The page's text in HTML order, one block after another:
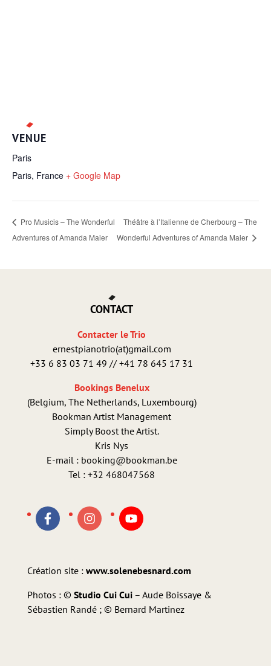
VENUE
Paris
Paris, France + Google Map
Pro Musicis – The Wonderful
Adventures of Amanda Maier
Théâtre à l’Italienne de Cherbourg – The
Wonderful Adventures of Amanda Maier
CONTACT
Contacter le Trio
ernestpianotrio(at)gmail.com
+33 6 83 03 71 49 // +41 78 645 17 31
Bookings Benelux
(Belgium, The Netherlands, Luxembourg)
Bookman Artist Management
Simply Boost the Artist.
Kris Nys
E-mail : booking@bookman.be
Tel : +32 468047568
Création site : www.solenebesnard.com
Photos : © Studio Cui Cui– Aude Boissaye &
Sébastien Randé ; © Bernard Martinez